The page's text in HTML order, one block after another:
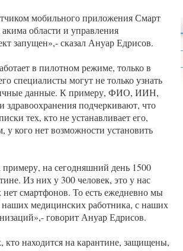
мобильного приложения Смарт
области и управления
запущен»,- сказал Ануар Едрисов.
в пилотном режиме, только в
специалисты могут не только узнать
данные. К примеру, ФИО, ИИН,
подчеркивают, что
тех, кто не устанавливает его,
кого нет возможности установить
на сегодняшний день 1500
Из них у 300 человек, это у нас
нет смартфонов. То есть ежедневно мы
наших медицинских работника, с наших
говорит Ануар Едрисов.
кто находится на карантине, защищены,